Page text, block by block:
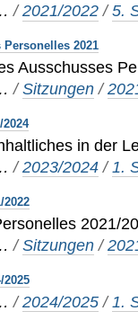
/2021/2022 /5.
2021
Ausschusses
/Sitzungen /
in der
/2023/2024 /1.
2021/
/Sitzungen /
/2024/2025 / 1.